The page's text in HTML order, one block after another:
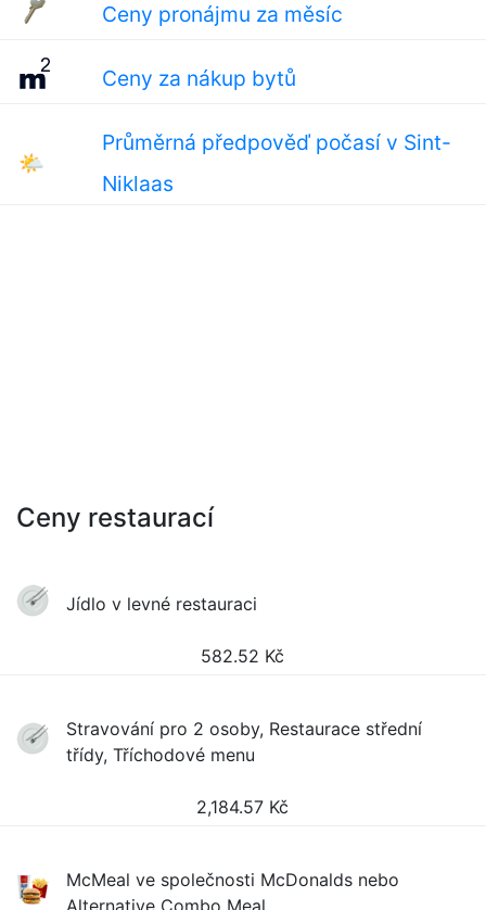
Ceny pronájmu za měsíc
Ceny za nákup bytů
🌤
Průměrná předpověď počasí v Sint-
Niklaas
Ceny restaurací
Jídlo v levné restauraci
582.52 Kč
Stravování pro 2 osoby, Restaurace střední
třídy, Tříchodové menu
2,184.57 Kč
McMeal ve společnosti McDonalds nebo
Alternative Combo Meal